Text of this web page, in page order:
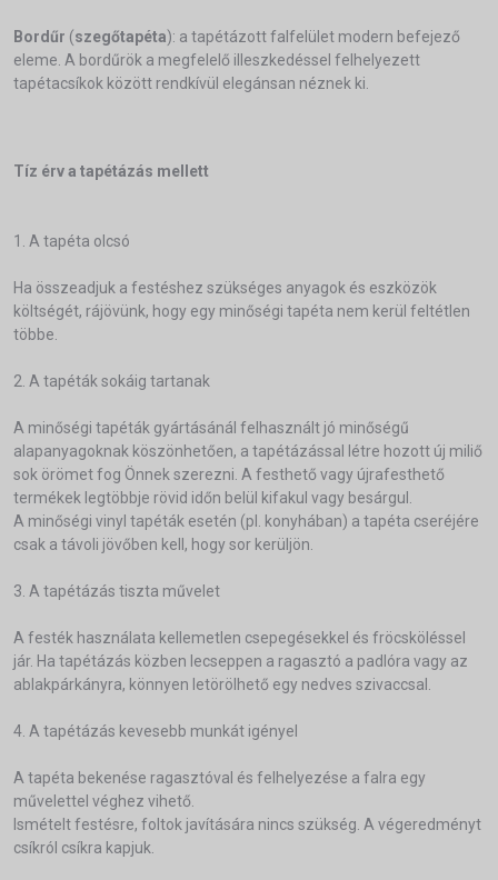
Bordűr (szegőtapéta): a tapétázott falfelület modern befejező
eleme. A bordűrök a megfelelő illeszkedéssel felhelyezett
tapétacsíkok között rendkívül elegánsan néznek ki.
Tíz érv a tapétázás mellett
1. A tapéta olcsó
Ha összeadjuk a festéshez szükséges anyagok és eszközök
költségét, rájövünk, hogy egy minőségi tapéta nem kerül feltétlen
többe.
2. A tapéták sokáig tartanak
A minőségi tapéták gyártásánál felhasznált jó minőségű
alapanyagoknak köszönhetően, a tapétázással létre hozott új miliő
sok örömet fog Önnek szerezni. A festhető vagy újrafesthető
termékek legtöbbje rövid időn belül kifakul vagy besárgul.
A minőségi vinyl tapéták esetén (pl. konyhában) a tapéta cseréjére
csak a távoli jövőben kell, hogy sor kerüljön.
3. A tapétázás tiszta művelet
A festék használata kellemetlen csepegésekkel és fröcsköléssel
jár. Ha tapétázás közben lecseppen a ragasztó a padlóra vagy az
ablakpárkányra, könnyen letörölhető egy nedves szivaccsal.
4. A tapétázás kevesebb munkát igényel
A tapéta bekenése ragasztóval és felhelyezése a falra egy
művelettel véghez vihető.
Ismételt festésre, foltok javítására nincs szükség. A végeredményt
csíkról csíkra kapjuk.